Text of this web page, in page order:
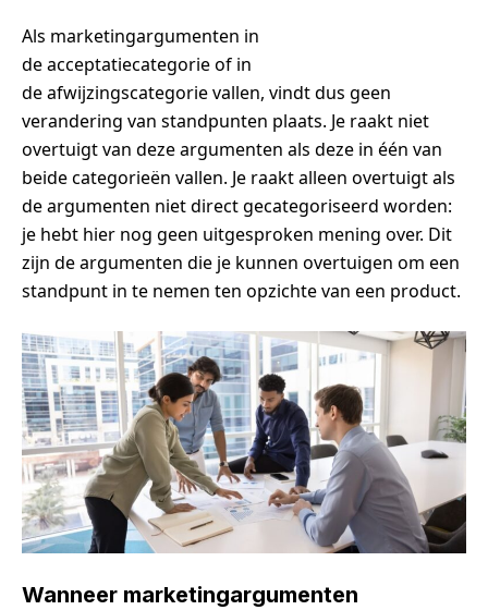
Als marketingargumenten in
de acceptatiecategorie of in
de afwijzingscategorie vallen, vindt dus geen
verandering van standpunten plaats. Je raakt niet
overtuigt van deze argumenten als deze in één van
beide categorieën vallen. Je raakt alleen overtuigt als
de argumenten niet direct gecategoriseerd worden:
je hebt hier nog geen uitgesproken mening over. Dit
zijn de argumenten die je kunnen overtuigen om een
standpunt in te nemen ten opzichte van een product.
Wanneer marketingargumenten